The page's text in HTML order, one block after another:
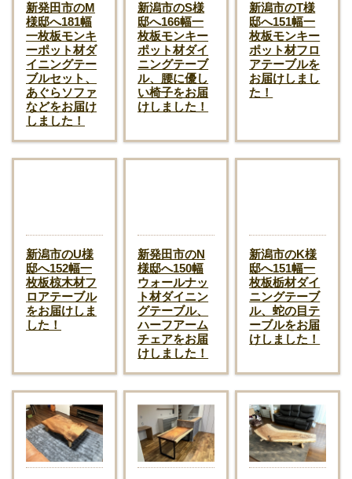
新発田市のM
様邸へ181幅
一枚板モンキ
ーポット材ダ
イニングテー
ブルセット、
あぐらソファ
などをお届け
しました！
新潟市のS様
邸へ166幅一
枚板モンキー
ポット材ダイ
ニングテーブ
ル、腰に優し
い椅子をお届
けしました！
新潟市のT様
邸へ151幅一
枚板モンキー
ポット材フロ
アテーブルを
お届けしまし
た！
新潟市のU様
邸へ152幅一
枚板椋木材フ
ロアテーブル
をお届けしま
した！
新発田市のN
様邸へ150幅
ウォールナッ
ト材ダイニン
グテーブル、
ハーフアーム
チェアをお届
けしました！
新潟市のK様
邸へ151幅一
枚板栃材ダイ
ニングテーブ
ル、蛇の目テ
ーブルをお届
けしました！